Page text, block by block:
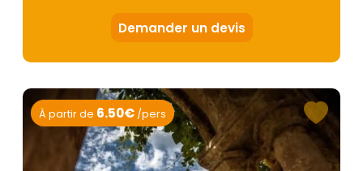
Demander un devis
À partir de 6.50€ /pers